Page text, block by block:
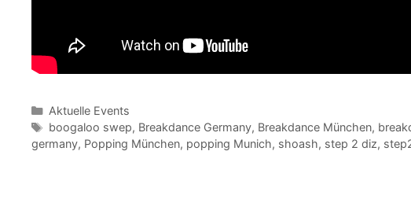
Kategorien
Aktuelle Events
Schlagwörter
boogaloo swep, Breakdance Germany, Breakdance München,
germany, Popping München, popping Munich, shoash, step 2 diz,